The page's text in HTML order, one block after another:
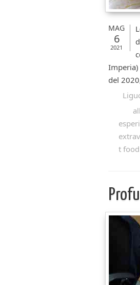
MAG
6
2021
del
t food